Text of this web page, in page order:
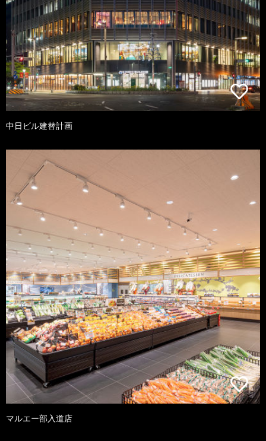
中日ビル建替計画
マルエー部入道店